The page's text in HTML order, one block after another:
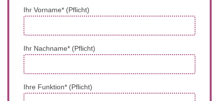
Ihr Vorname* (Pflicht)
Ihr Nachname* (Pflicht)
Ihre Funktion* (Pflicht)